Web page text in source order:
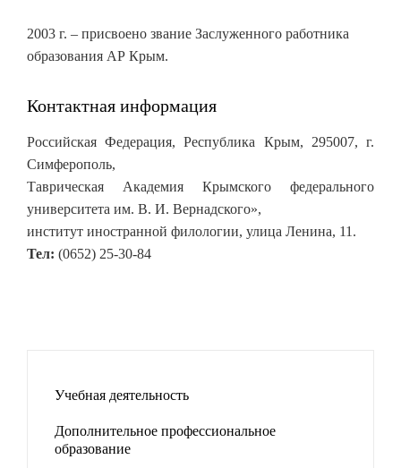
2003 г. – присвоено звание Заслуженного работника
образования АР Крым.
Контактная информация
Российская Федерация, Республика Крым, 295007, г.
Симферополь,
Таврическая Академия Крымского федерального
университета им. В. И. Вернадского»,
институт иностранной филологии, улица Ленина, 11.
Тел: (0652) 25-30-84
Учебная деятельность
Дополнительное профессиональное
образование